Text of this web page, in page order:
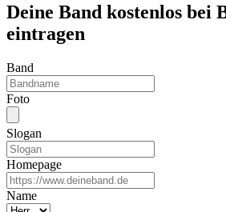
Deine Band kostenlos bei
eintragen
Band
Foto
Slogan
Homepage
Name